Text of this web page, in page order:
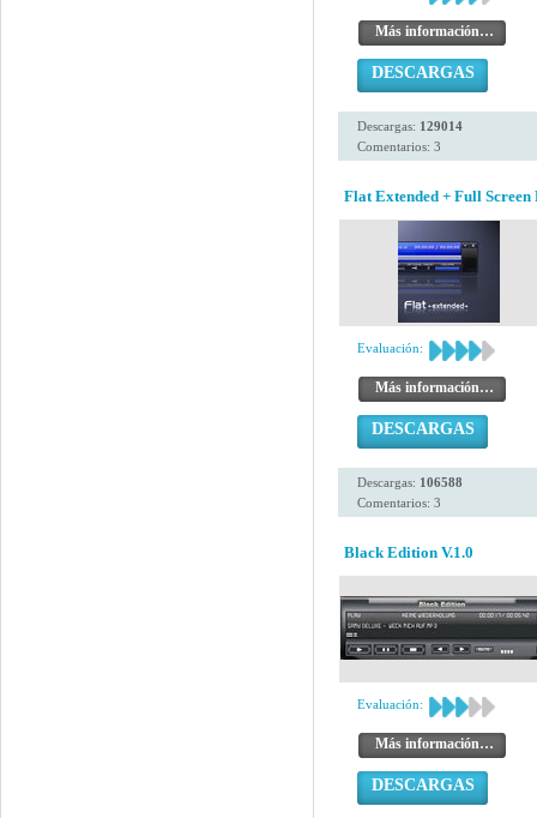
Más información…
DESCARGAS
Descargas: 129014
Comentarios: 3
Flat Extended + Full
Evaluación:
Más información…
DESCARGAS
Descargas: 106588
Comentarios: 3
Black Edition V.1.0
Evaluación:
Más información…
DESCARGAS